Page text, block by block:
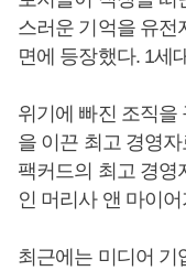
스러운 기억을 유전
면에 등장했다. 1세
위기에 빠진 조직을
을 이끈 최고 경영
팩커드의 최고 경영
인 머리사 앤 마이
최근에는 미디어 기